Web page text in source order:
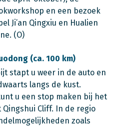
en een bezoek
Ji’an Qingxiu en Hualien
(O)
(ca. 100 km)
stapt u weer in de auto en
langs de kust.
u een stop maken bij het
Cliff. In de regio
zoals